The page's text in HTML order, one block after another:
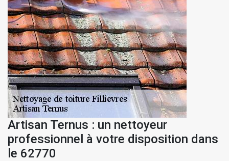
Artisan Ternus : un nettoyeur
professionnel à votre disposition dans
le 62770